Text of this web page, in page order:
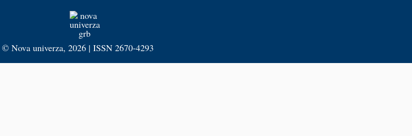
© Nova univerza, 2026 | ISSN 2670-4293